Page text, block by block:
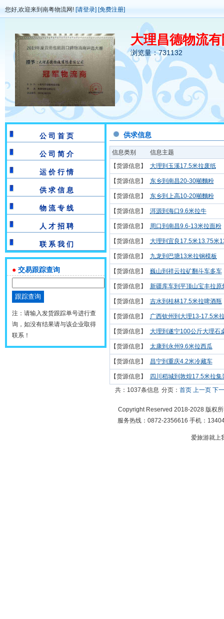
您好,欢迎来到南粤物流网! [请登录] [免费注册]
大理昌德物流
浏览量：731132
公 司 首 页
公 司 简 介
运 价 行 情
供 求 信 息
物 流 专 线
人 才 招 聘
联 系 我 们
● 交易跟踪查询
注：请输入发货跟踪单号进行查
询，如没有结果请与该企业取得
联系！
供求信息
信息类别
信息主题
【货源信息】
大理到玉溪17.5米拉废纸
【货源信息】 东乡到南昌20-30噸麵粉
【货源信息】 东乡到上高10-20噸麵粉
【货源信息】 洱源到海口9.6米拉牛
【货源信息】 周口到南昌9.6-13米拉面粉
【货源信息】 大理到宜良17.5米13.75米
【货源信息】 九龙到巴塘13米拉钢模板
【货源信息】 巍山到祥云拉矿翻斗车多车
【货源信息】 新疆库车到平顶山宝丰拉原
【货源信息】 吉水到桂林17.5米拉啤酒瓶
【货源信息】 广西钦州到大理13-17.5米
【货源信息】 大理到遂宁100公斤大理石
【货源信息】 太康到永州9.6米拉西瓜
【货源信息】 昌宁到重庆4.2米冷藏车
【货源信息】
四川稻城到敦煌17.5米拉集
共：1037条信息 分页： 首页 上一页 下
Copyright Reserved 2018-2028 版权
服务热线：0872-2356616 手机：
爱旅游就上